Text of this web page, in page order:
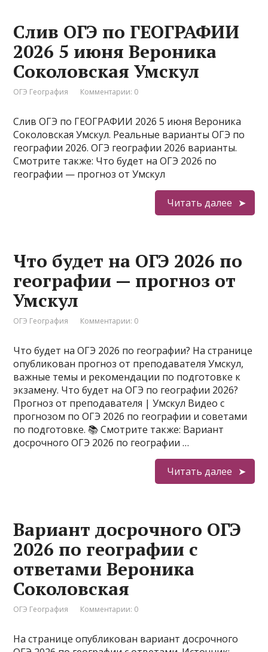
Слив ОГЭ по ГЕОГРАФИИ
2026 5 июня Вероника
Соколовская Умскул
ОГЭ География Комментарии: 0
Слив ОГЭ по ГЕОГРАФИИ 2026 5 июня Вероника
Соколовская Умскул. Реальные варианты ОГЭ по
географии 2026. ОГЭ географии 2026 варианты.
Смотрите также: Что будет на ОГЭ 2026 по
географии — прогноз от Умскул
Читать далее
Что будет на ОГЭ 2026 по
географии — прогноз от
Умскул
ОГЭ География Комментарии: 0
Что будет на ОГЭ 2026 по географии? На странице
опубликован прогноз от преподавателя Умскул,
важные темы и рекомендации по подготовке к
экзамену. Что будет на ОГЭ по географии 2026?
Прогноз от преподавателя | Умскул Видео с
прогнозом по ОГЭ 2026 по географии и советами
по подготовке. 📚 Смотрите также: Вариант
досрочного ОГЭ 2026 по географии …
Читать далее
Вариант досрочного ОГЭ
2026 по географии с
ответами Вероника
Соколовская
ОГЭ География Комментарии: 0
На странице опубликован вариант досрочного